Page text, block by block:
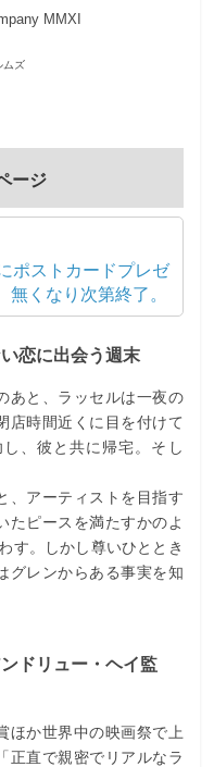
MMXI
ムズ
ージ
ポストカードプレゼ
くなり次第終了。
恋に出会う週末
あと、ラッセルは一夜の
店時間近くに目を付けて
、彼と共に帰宅。そし
、アーティストを目指す
たピースを満たすかのよ
す。しかし尊いひととき
グレンからある事実を知
ドリュー・ヘイ監
ほか世界中の映画祭で上
正直で親密でリアルなラ